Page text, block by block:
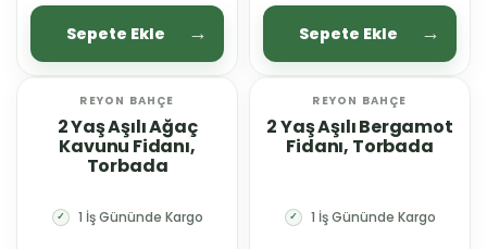
Sepete Ekle Sepete Ekle
REYON BAHÇE
2 Yaş Aşılı Ağaç
Kavunu Fidanı,
Torbada
✓ 1 İş Gününde Kargo
REYON BAHÇE
2 Yaş Aşılı Bergamot
Fidanı, Torbada
✓ 1 İş Gününde Kargo